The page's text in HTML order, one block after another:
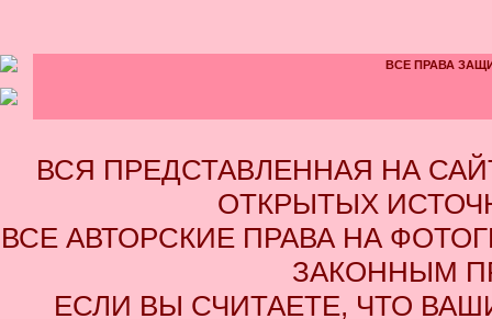
ВСЕ ПРАВА
ВСЯ ПРЕДСТАВЛЕННАЯ НА
ОТКРЫТЫХ
ВСЕ АВТОРСКИЕ ПРАВА НА
ЗАКОННЫМ
ЕСЛИ ВЫ СЧИТАЕТЕ, ЧТО